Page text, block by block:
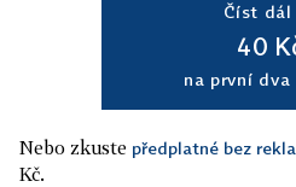
Číst dál
40
na první dva
Nebo zkuste předplatné bez
Kč.